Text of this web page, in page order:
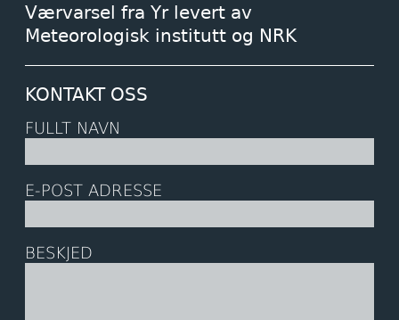
Værvarsel fra Yr levert av
Meteorologisk institutt og NRK
KONTAKT OSS
FULLT NAVN
E-POST ADRESSE
BESKJED